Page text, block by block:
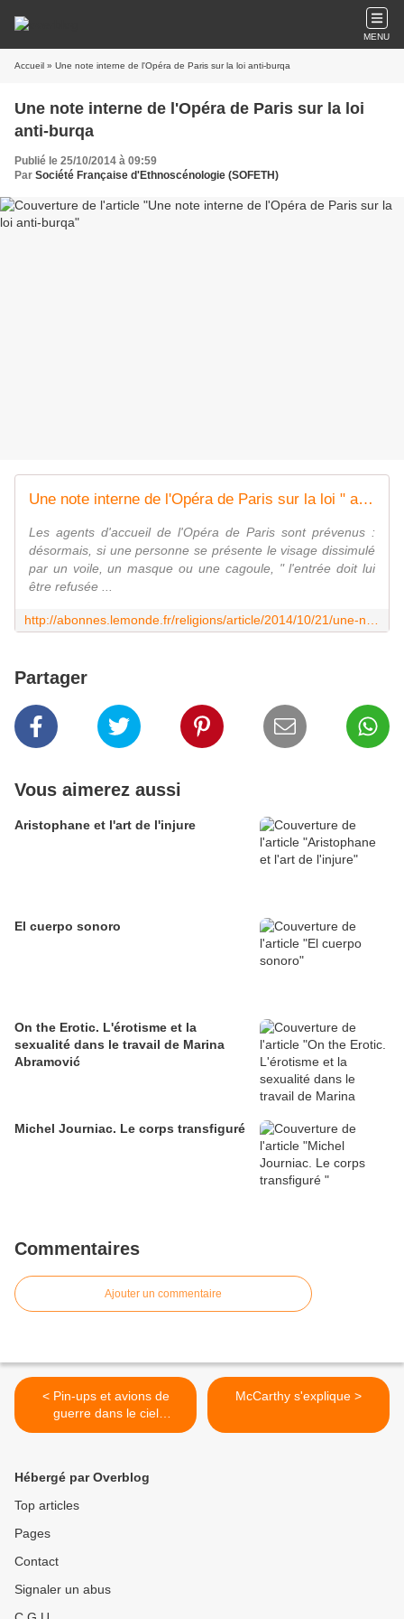
MENU
Accueil » Une note interne de l'Opéra de Paris sur la loi anti-burqa
Une note interne de l'Opéra de Paris sur la loi
anti-burqa
Publié le 25/10/2014 à 09:59
Par Société Française d'Ethnoscénologie (SOFETH)
Une note interne de l'Opéra de Paris sur la loi " anti-burqa "
Les agents d'accueil de l'Opéra de Paris sont prévenus :
désormais, si une personne se présente le visage dissimulé
par un voile, un masque ou une cagoule, " l'entrée doit lui
être refusée ...
Partager
Vous aimerez aussi
Aristophane et l'art de l'injure
El cuerpo sonoro
On the Erotic. L'érotisme et la
sexualité dans le travail de Marina
Abramović
Michel Journiac. Le corps transfiguré
Commentaires
Ajouter un commentaire
< Pin-ups et avions de
guerre dans le ciel
himalayen
McCarthy s'explique >
Hébergé par Overblog
Top articles
Pages
Contact
Signaler un abus